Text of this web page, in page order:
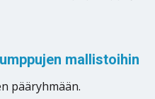
mallistoihin
pääryhmään.